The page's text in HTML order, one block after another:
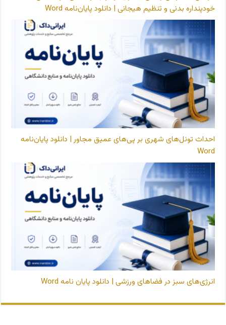
خودپنداره بدنی و تنظیم هیجانی | دانلود پایان‌نامه Word
احداث تونل‌های شهری بر پی‌های عمیق مجاور | دانلود پایان‌نامه
Word
انرژی‌های سبز در فضاهای ورزشی | دانلود پایان نامه Word